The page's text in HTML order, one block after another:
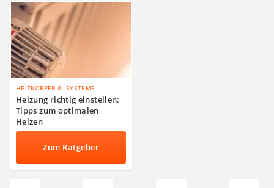
HEIZKÖRPER & -SYSTEME
Heizung richtig einstellen:
Tipps zum optimalen
Heizen
Zum Ratgeber